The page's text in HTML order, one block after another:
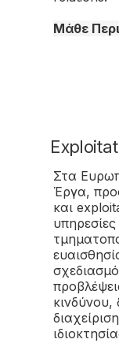
Μάθε
Στα
Έργα,
και
κινδύνου,